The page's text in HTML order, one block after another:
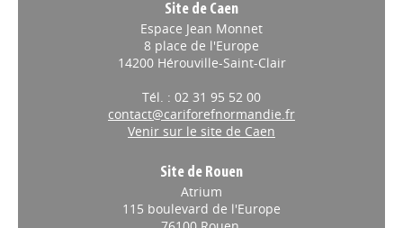
Site de Caen
Espace Jean Monnet
8 place de l'Europe
14200 Hérouville-Saint-Clair
Tél. : 02 31 95 52 00
contact@cariforefnormandie.fr
Venir sur le site de Caen
Site de Rouen
Atrium
115 boulevard de l'Europe